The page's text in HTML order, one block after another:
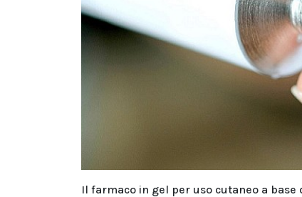
Il farmaco in gel per uso cutaneo a